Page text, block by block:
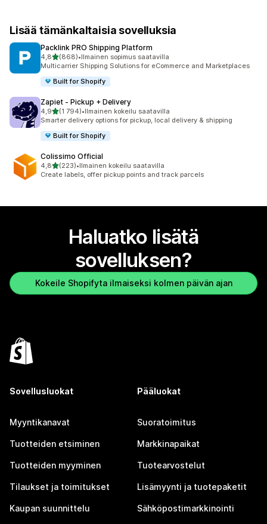
Lisää tämänkaltaisia sovelluksia
Packlink PRO Shipping Platform
4,8/ 5 tähteä
(868)
868 arvostelua yhteensä
•Ilmainen sopimus saatavilla
Multicarrier Shipping Solutions for eCommerce and Marketplaces
Built for Shopify
Zapiet ‑ Pickup + Delivery
4,9/ 5 tähteä
(1 794)
1794 arvostelua yhteensä
•Ilmainen kokeilu saatavilla
Smarter delivery options for pickup, local delivery & shipping
Built for Shopify
Colissimo Official
4,8/ 5 tähteä
(223)
223 arvostelua yhteensä
•Ilmainen kokeilu saatavilla
Create labels, offer pickup points and track parcels
Haluatko lisätä
sovelluksen?
Kokeile Shopifyta ilmaiseksi kolmen päivän ajan
Sovellusluokat
Myyntikanavat
Tuotteiden etsiminen
Tuotteiden myyminen
Tilaukset ja toimitukset
Kaupan suunnittelu
Pääluokat
Suoratoimitus
Markkinapaikat
Tuotearvostelut
Lisämyynti ja tuotepaketit
Sähköpostimarkkinointi